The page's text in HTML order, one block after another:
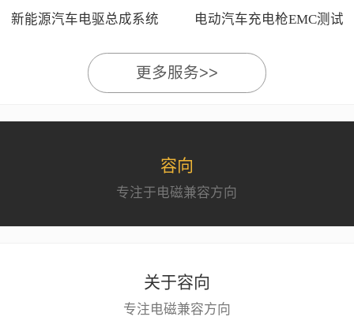
新能源汽车电驱总成系统
电动汽车充电枪EMC测试
更多服务>>
容向
专注于电磁兼容方向
关于容向
专注电磁兼容方向